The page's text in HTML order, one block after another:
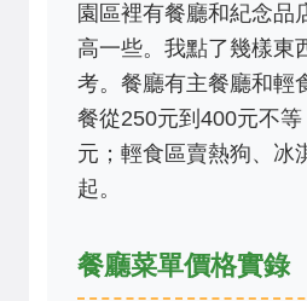
園區裡有餐廳和紀念品
高一些。我點了幾樣東
考。餐廳有主餐廳和輕
餐從250元到400元不
元；輕食區賣熱狗、冰
起。
餐廳菜單價格實錄